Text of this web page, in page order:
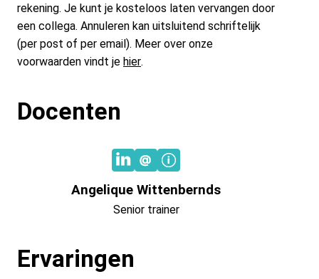
rekening. Je kunt je kosteloos laten vervangen door
een collega. Annuleren kan uitsluitend schriftelijk
(per post of per email). Meer over onze
voorwaarden vindt je hier.
Docenten
Angelique Wittenbernds
Senior trainer
Ervaringen